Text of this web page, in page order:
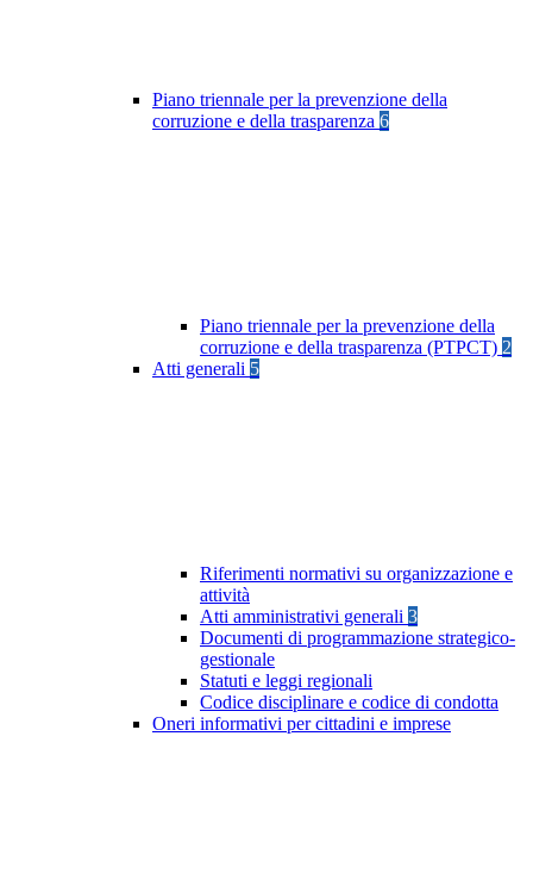
Piano triennale per la prevenzione della
corruzione e della trasparenza 6
Piano triennale per la prevenzione della
corruzione e della trasparenza (PTPCT) 2
Atti generali 5
Riferimenti normativi su organizzazione e
attività
Atti amministrativi generali 3
Documenti di programmazione strategico-
gestionale
Statuti e leggi regionali
Codice disciplinare e codice di condotta
Oneri informativi per cittadini e imprese